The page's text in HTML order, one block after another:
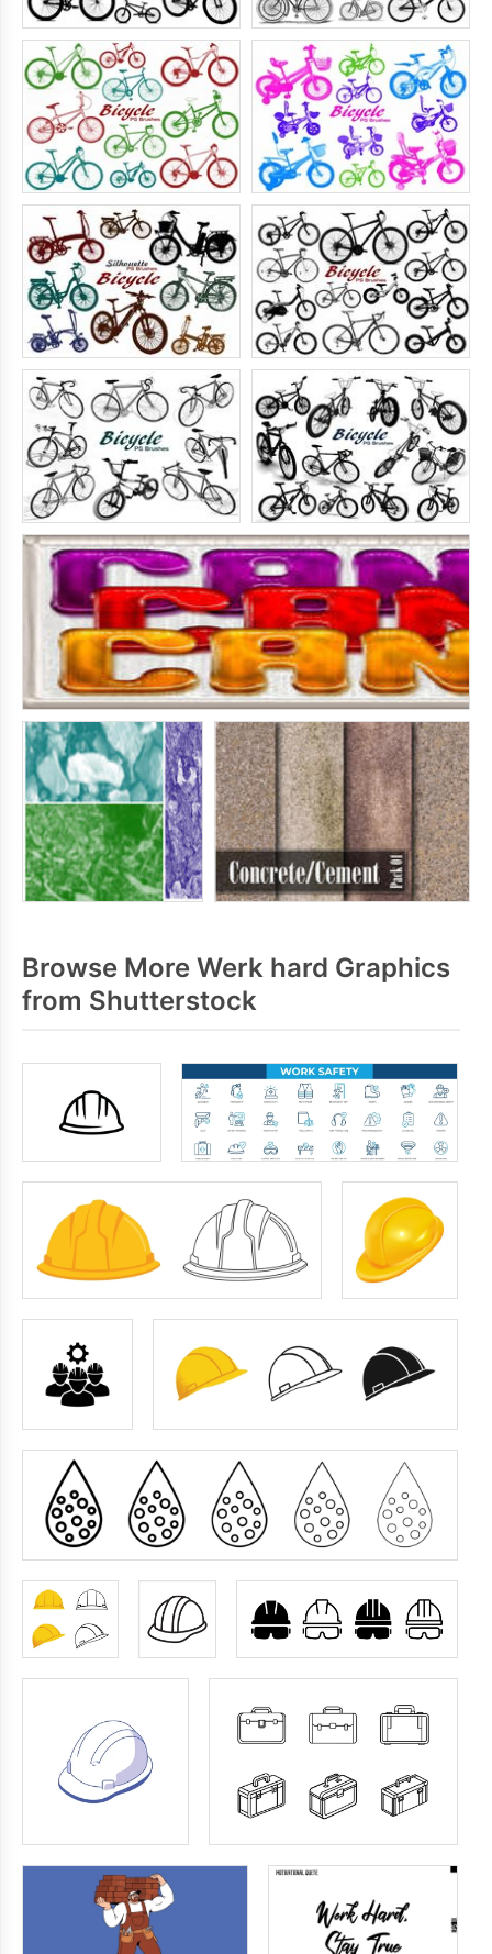
Browse More Werk hard Graphics
from Shutterstock